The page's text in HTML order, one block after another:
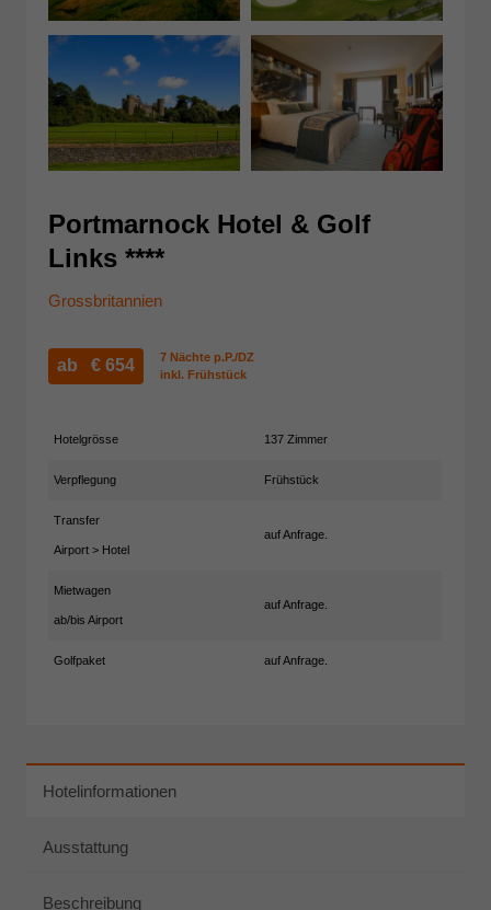
Portmarnock Hotel & Golf
Links ****
Grossbritannien
ab €654
7 Nächte p.P./DZ
inkl. Frühstück
Hotelgrösse 137 Zimmer
Verpflegung Frühstück
Transfer
Airport > Hotel
auf Anfrage.
Mietwagen
ab/bis Airport
auf Anfrage.
Golfpaket auf Anfrage.
Hotelinformationen
Ausstattung
Beschreibung